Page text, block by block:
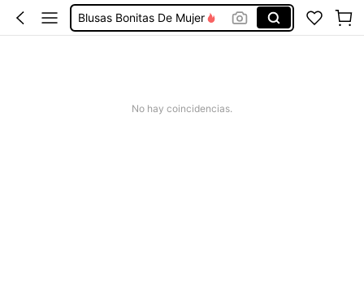
Blusas Bonitas De Mujer
No hay coincidencias.